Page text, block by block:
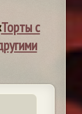
Торты с